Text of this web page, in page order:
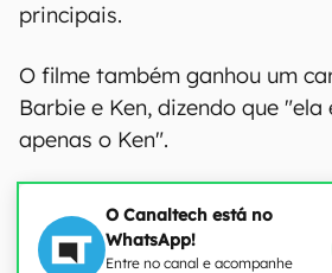
principais.
O filme também ganhou um
Barbie e Ken, dizendo que "ela
apenas o Ken".
O Canaltech está no
WhatsApp!
Entre no canal e acompanhe